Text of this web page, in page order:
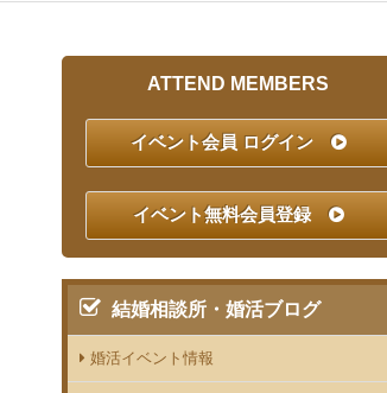
ATTEND MEMBERS
イベント会員 ログイン
イベント無料会員登録
結婚相談所・婚活ブログ
婚活イベント情報